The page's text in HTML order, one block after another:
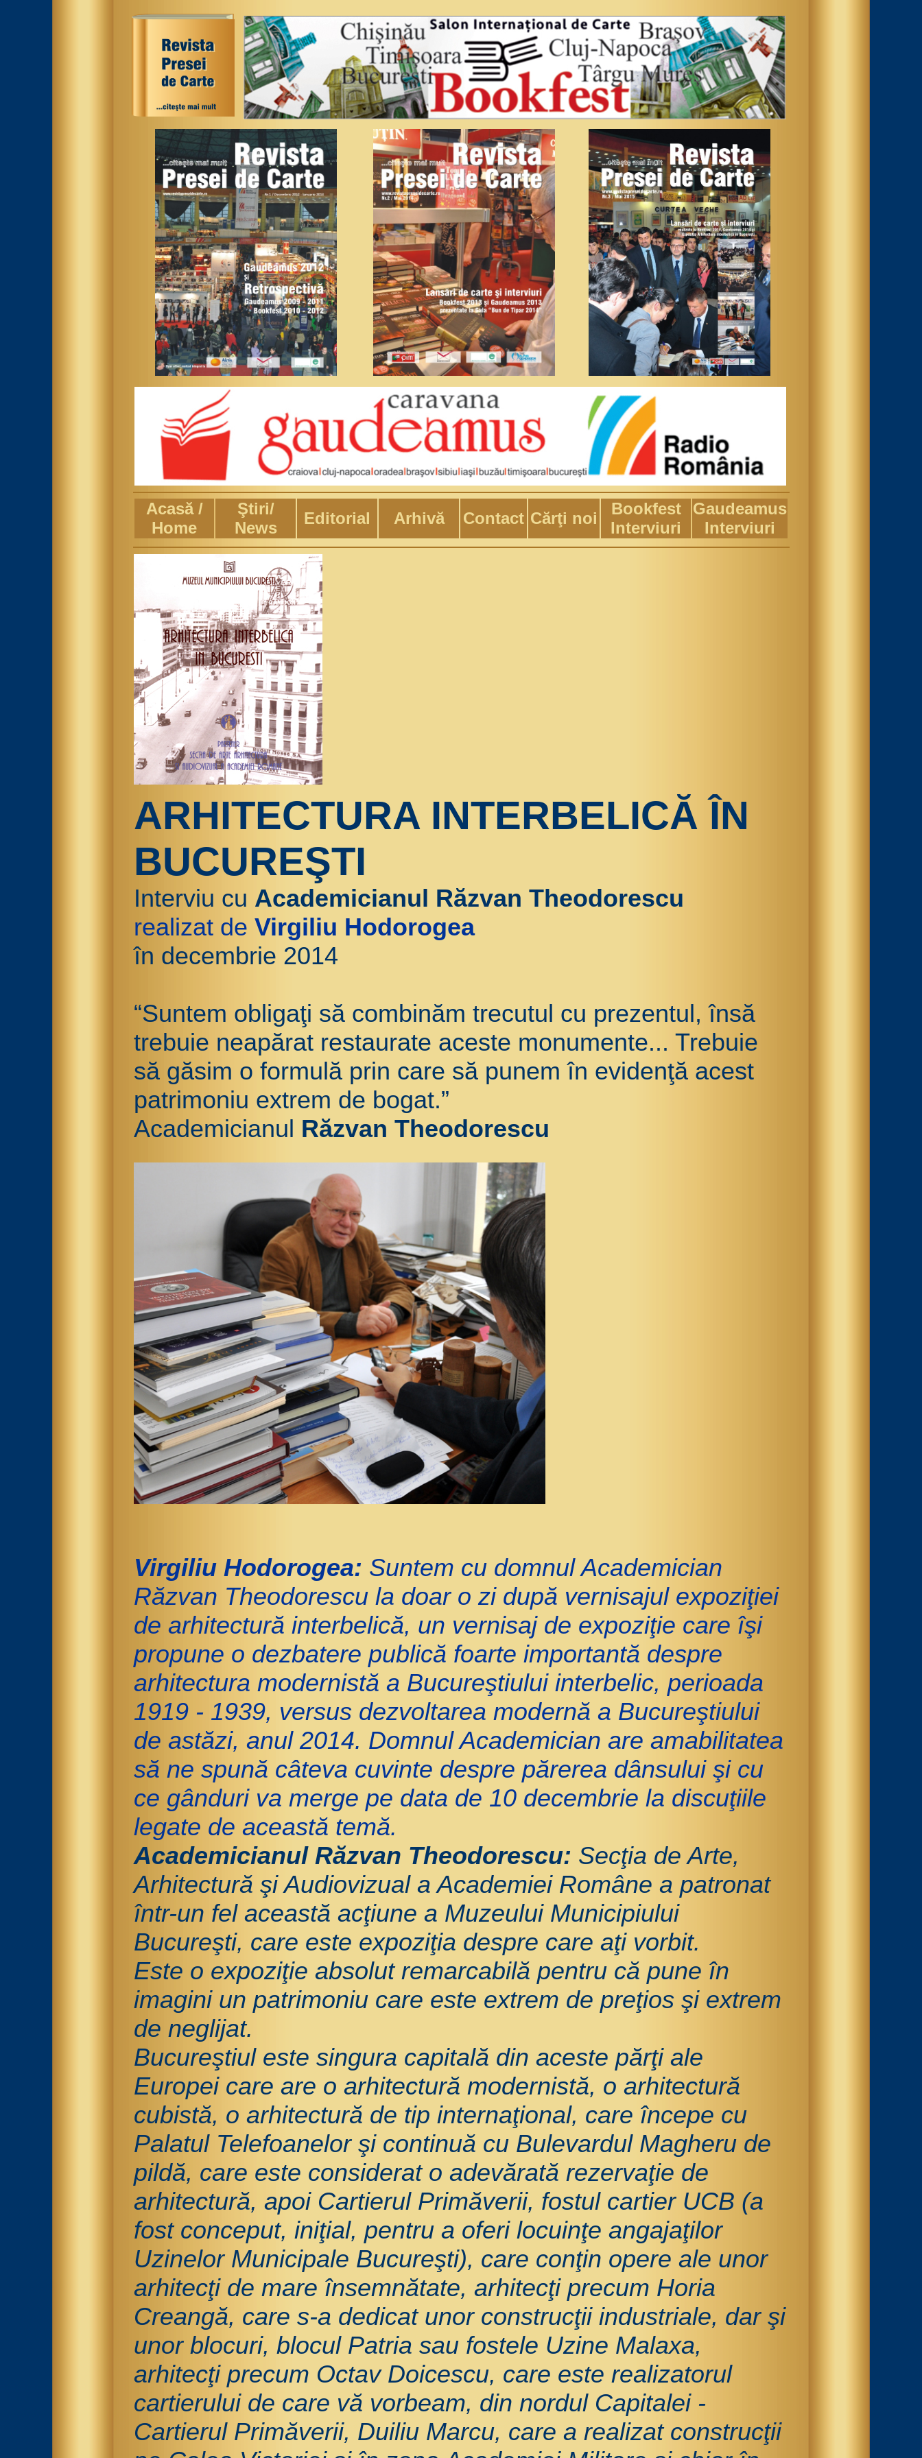
Acasă /
Home
Ştiri/
News
Editorial Arhivă Contact Cărţi noi
Bookfest
Interviuri
Gaudeamus
Interviuri
ARHITECTURA INTERBELICĂ ÎN
BUCUREŞTI
Interviu cu Academicianul Răzvan Theodorescu
realizat de Virgiliu Hodorogea
în decembrie 2014
“Suntem obligaţi să combinăm trecutul cu prezentul, însă
trebuie neapărat restaurate aceste monumente... Trebuie
să găsim o formulă prin care să punem în evidenţă acest
patrimoniu extrem de bogat.”
Academicianul Răzvan Theodorescu
Virgiliu Hodorogea: Suntem cu domnul Academician
Răzvan Theodorescu la doar o zi după vernisajul expoziţiei
de arhitectură interbelică, un vernisaj de expoziţie care îşi
propune o dezbatere publică foarte importantă despre
arhitectura modernistă a Bucureştiului interbelic, perioada
1919 - 1939, versus dezvoltarea modernă a Bucureştiului
de astăzi, anul 2014. Domnul Academician are amabilitatea
să ne spună câteva cuvinte despre părerea dânsului şi cu
ce gânduri va merge pe data de 10 decembrie la discuţiile
legate de această temă.
Academicianul Răzvan Theodorescu: Secţia de Arte,
Arhitectură şi Audiovizual a Academiei Române a patronat
într-un fel această acţiune a Muzeului Municipiului
Bucureşti, care este expoziţia despre care aţi vorbit.
Este o expoziţie absolut remarcabilă pentru că pune în
imagini un patrimoniu care este extrem de preţios şi extrem
de neglijat.
Bucureştiul este singura capitală din aceste părţi ale
Europei care are o arhitectură modernistă, o arhitectură
cubistă, o arhitectură de tip internaţional, care începe cu
Palatul Telefoanelor şi continuă cu Bulevardul Magheru de
pildă, care este considerat o adevărată rezervaţie de
arhitectură, apoi Cartierul Primăverii, fostul cartier UCB (a
fost conceput, iniţial, pentru a oferi locuinţe angajaţilor
Uzinelor Municipale Bucureşti), care conţin opere ale unor
arhitecţi de mare însemnătate, arhitecţi precum Horia
Creangă, care s-a dedicat unor construcţii industriale, dar şi
unor blocuri, blocul Patria sau fostele Uzine Malaxa,
arhitecţi precum Octav Doicescu, care este realizatorul
cartierului de care vă vorbeam, din nordul Capitalei -
Cartierul Primăverii, Duiliu Marcu, care a realizat construcţii